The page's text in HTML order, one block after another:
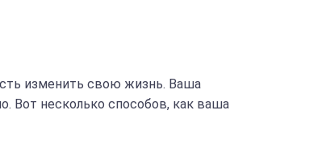
изменить свою жизнь. Ваша
Вот несколько способов, как ваша